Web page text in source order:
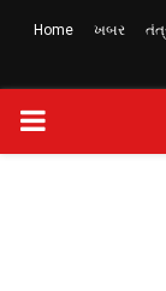
Home ખબર
PRIMARY